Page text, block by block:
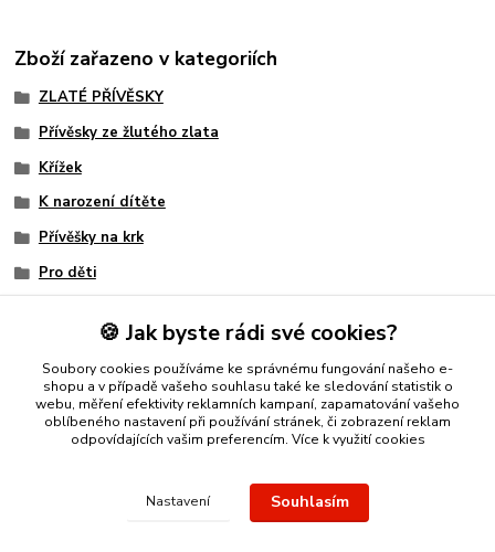
Zboží zařazeno v kategoriích
ZLATÉ PŘÍVĚSKY
Přívěsky ze žlutého zlata
Křížek
K narození dítěte
Přívěšky na krk
Pro děti
Pánský
Nákup zlatého šperku s jistotou a ke spokojenosti
nebo řetízek spolehlivý nápad na dárek.Stříbro Nikol
🍪 Jak byste rádi své cookies?
Soubory cookies používáme ke správnému fungování našeho e-
shopu a v případě vašeho souhlasu také ke sledování statistik o
webu, měření efektivity reklamních kampaní, zapamatování vašeho
oblíbeného nastavení při používání stránek, či zobrazení reklam
odpovídajících vašim preferencím. Více k využití cookies
Nastavení Souhlasím